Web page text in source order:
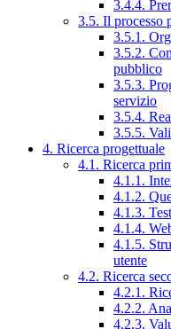
3.4.4.
3.5. Il processo
3.5.1.
3.5.2.
pubblico
3.5.3.
servizio
3.5.4.
3.5.5.
4. Ricerca progettuale
4.1. Ricerca
4.1.1.
4.1.2.
4.1.3.
4.1.4.
4.1.5.
utente
4.2. Ricerca
4.2.1.
4.2.2.
4.2.3.